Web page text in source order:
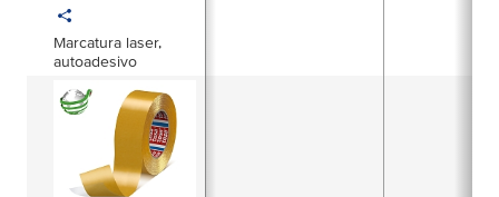
Marcatura laser,
autoadesivo